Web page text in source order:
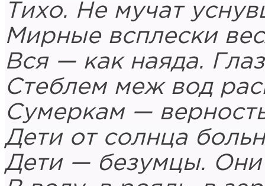
Тихо. Не мучат
Мирные всплески
Вся — как наяда.
Стеблем меж вод
Сумеркам —
Дети от солнца
Дети — безумцы.